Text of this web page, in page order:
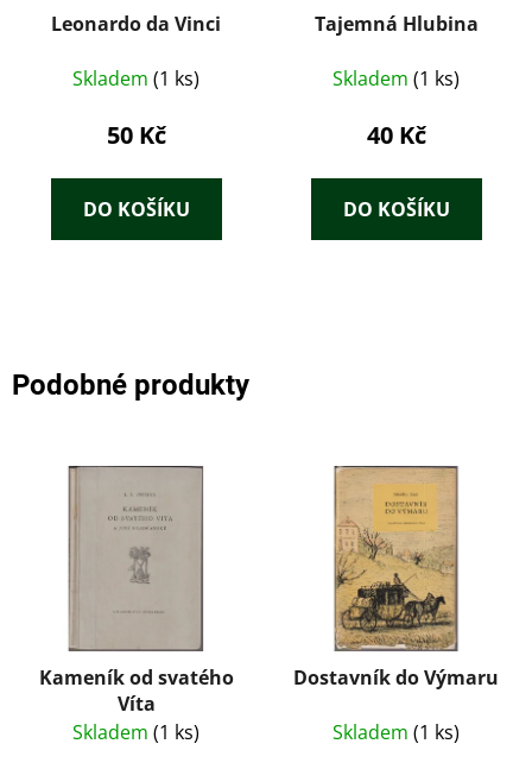
Leonardo da Vinci
Skladem (1 ks)
50 Kč
DO KOŠÍKU
Tajemná Hlubina
Skladem (1 ks)
40 Kč
DO KOŠÍKU
Podobné produkty
Kameník od svatého
Víta
Skladem (1 ks)
Dostavník do Výmaru
Skladem (1 ks)